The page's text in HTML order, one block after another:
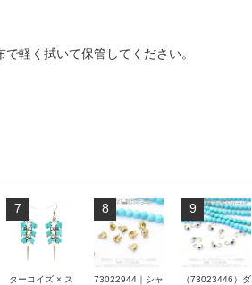
軽く拭いて保管してください。
7
ターコイズ × ス
8
73022944｜シャ
9
（73023446）ダ